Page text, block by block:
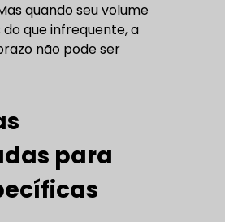
quando seu volume
que infrequente, a
não pode ser
para